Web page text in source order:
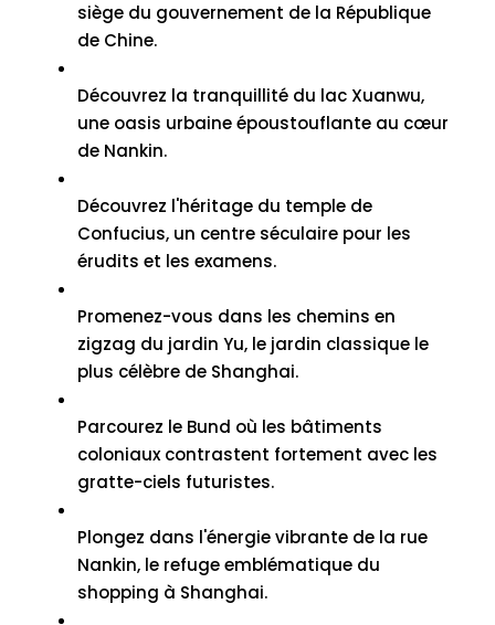
siège du gouvernement de la République
de Chine.
Découvrez la tranquillité du lac Xuanwu,
une oasis urbaine époustouflante au cœur
de Nankin.
Découvrez l'héritage du temple de
Confucius, un centre séculaire pour les
érudits et les examens.
Promenez-vous dans les chemins en
zigzag du jardin Yu, le jardin classique le
plus célèbre de Shanghai.
Parcourez le Bund où les bâtiments
coloniaux contrastent fortement avec les
gratte-ciels futuristes.
Plongez dans l'énergie vibrante de la rue
Nankin, le refuge emblématique du
shopping à Shanghai.